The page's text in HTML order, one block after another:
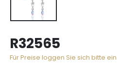
R32565
Für Preise loggen Sie sich bitte ein